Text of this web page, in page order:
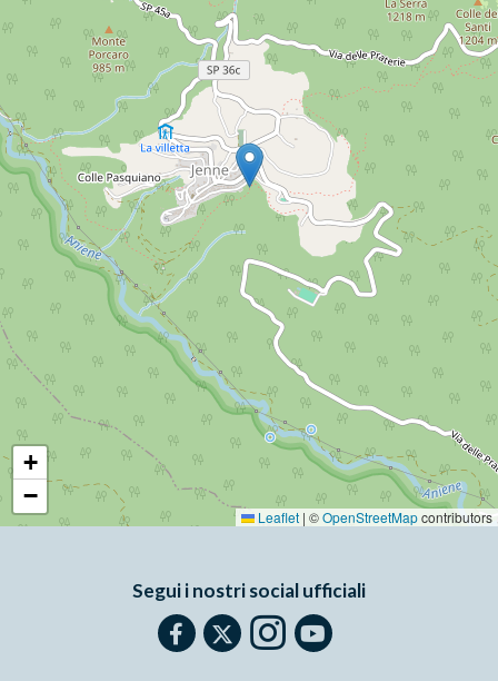
+
−
Leaflet | ©OpenStreetMapcontributors
Segui i nostri social ufficiali